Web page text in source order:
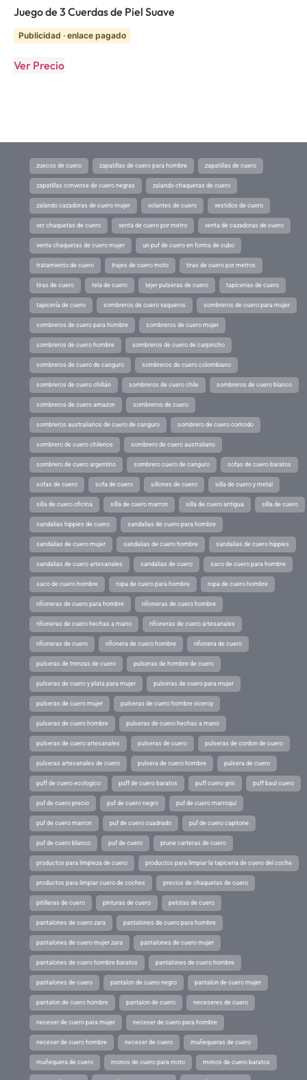
Juego de 3 Cuerdas de Piel Suave
Publicidad · enlace pagado
Ver Precio
zuecos de cuero zapatillas de cuero para hombre zapatillas de cuero
zapatillas converse de cuero negras zalando chaquetas de cuero
zalando cazadoras de cuero mujer volantes de cuero vestidos de cuero
ver chaquetas de cuero venta de cuero por metro venta de cazadoras de cuero
venta chaquetas de cuero mujer un puf de cuero en forma de cubo
tratamiento de cuero trajes de cuero moto tiras de cuero por metros
tiras de cuero tela de cuero tejer pulseras de cuero tapicerias de cuero
tapicería de cuero sombreros de cuero vaqueros sombreros de cuero para mujer
sombreros de cuero para hombre sombreros de cuero mujer
sombreros de cuero hombre sombreros de cuero de carpincho
sombreros de cuero de canguro sombreros de cuero colombiano
sombreros de cuero chillán sombreros de cuero chile sombreros de cuero blanco
sombreros de cuero amazon sombreros de cuero
sombreros australianos de cuero de canguro sombrero de cuero comodo
sombrero de cuero chilenos sombrero de cuero australiano
sombrero de cuero argentino sombrero cuero de canguro sofas de cuero baratos
sofas de cuero sofa de cuero sillones de cuero silla de cuero y metal
silla de cuero oficina silla de cuero marron silla de cuero antigua silla de cuero
sandalias hippies de cuero sandalias de cuero para hombre
sandalias de cuero mujer sandalias de cuero hombre sandalias de cuero hippies
sandalias de cuero artesanales sandalias de cuero saco de cuero para hombre
saco de cuero hombre ropa de cuero para hombre ropa de cuero hombre
riñoneras de cuero para hombre riñoneras de cuero hombre
riñoneras de cuero hechas a mano riñoneras de cuero artesanales
riñoneras de cuero riñonera de cuero hombre riñonera de cuero
pulseras de trenzas de cuero pulseras de hombre de cuero
pulseras de cuero y plata para mujer pulseras de cuero para mujer
pulseras de cuero mujer pulseras de cuero hombre viceroy
pulseras de cuero hombre pulseras de cuero hechas a mano
pulseras de cuero artesanales pulseras de cuero pulseras de cordon de cuero
pulseras artesanales de cuero pulsera de cuero hombre pulsera de cuero
puff de cuero ecologico puff de cuero baratos puff cuero gris puff baul cuero
puf de cuero precio puf de cuero negro puf de cuero marroqui
puf de cuero marron puf de cuero cuadrado puf de cuero capitone
puf de cuero blanco puf de cuero prune carteras de cuero
productos para limpieza de cuero productos para limpiar la tapiceria de cuero del coche
productos para limpiar cuero de coches precios de chaquetas de cuero
pitilleras de cuero pinturas de cuero pelotas de cuero
pantalones de cuero zara pantalones de cuero para hombre
pantalones de cuero mujer zara pantalones de cuero mujer
pantalones de cuero hombre baratos pantalones de cuero hombre
pantalones de cuero pantalon de cuero negro pantalon de cuero mujer
pantalon de cuero hombre pantalon de cuero neceseres de cuero
neceser de cuero para mujer neceser de cuero para hombre
neceser de cuero hombre neceser de cuero muñequeras de cuero
muñequera de cuero monos de cuero para moto monos de cuero baratos